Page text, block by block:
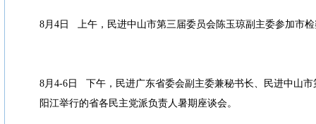
8月4日 上午，民进中山市第三届委员会陈玉琼副主委参加市
8月4-6日 下午，民进广东省委会副主委兼秘书长、民进中山
阳江举行的省各民主党派负责人暑期座谈会。